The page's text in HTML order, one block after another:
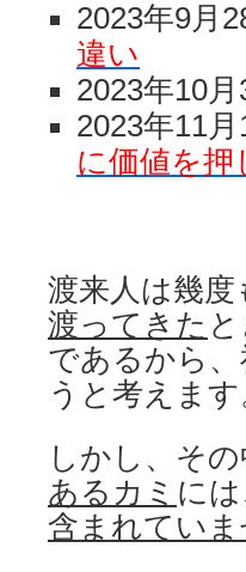
2023年9月
違い
2023年10
2023年11
に価値を押
渡来人は幾
渡ってきた
であるから、
うと考えます
しかし、そ
あるカミ に
含まれていま